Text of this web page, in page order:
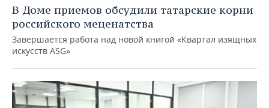
В Доме приемов обсудили татарские корни
российского меценатства
Завершается работа над новой книгой «Квартал изящных
искусств ASG»